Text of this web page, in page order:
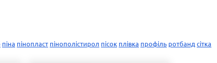
піна пінопласт пінополістирол пісок плівка профіль ротбанд сітка